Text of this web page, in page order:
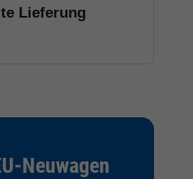
Lieferung
Neuwagen